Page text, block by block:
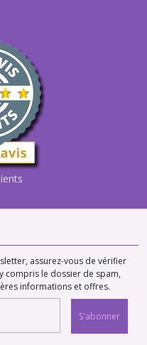
assurez-vous de vérifier
compris le dossier de spam,
informations et offres.
S'abonner